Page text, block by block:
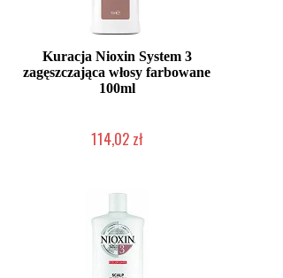
Kuracja Nioxin System 3
zagęszczająca włosy farbowane
100ml
114,02 zł